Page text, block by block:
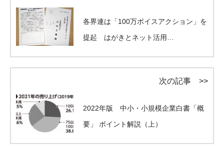
各界連は「100万ボイスアクション」を
提起 はがきとネット活用…
次の記事 >>
2022年版 中小・小規模企業白書「概
要」 ポイント解説（上）